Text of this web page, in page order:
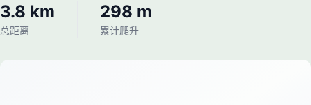
3.8 km
总距离
298 m
累计爬升